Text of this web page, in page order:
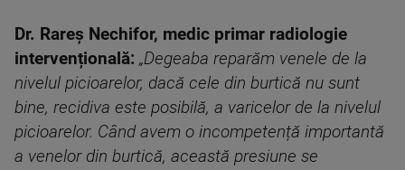
Dr. Rareș Nechifor, medic primar radiologie
intervențională: „Degeaba reparăm venele de la
nivelul picioarelor, dacă cele din burtică nu sunt
bine, recidiva este posibilă, a varicelor de la nivelul
picioarelor. Când avem o incompetență importantă
a venelor din burtică, această presiune se